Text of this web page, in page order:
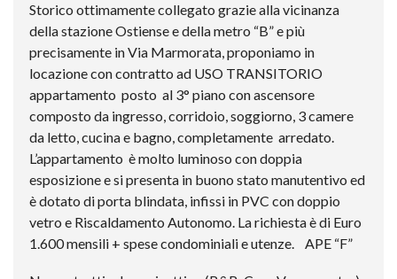
Storico ottimamente collegato grazie alla vicinanza
della stazione Ostiense e della metro “B” e più
precisamente in Via Marmorata, proponiamo in
locazione con contratto ad USO TRANSITORIO
appartamento posto al 3° piano con ascensore
composto da ingresso, corridoio, soggiorno, 3 camere
da letto, cucina e bagno, completamente arredato.
L’appartamento è molto luminoso con doppia
esposizione e si presenta in buono stato manutentivo ed
è dotato di porta blindata, infissi in PVC con doppio
vetro e Riscaldamento Autonomo. La richiesta è di Euro
1.600 mensili + spese condominiali e utenze. APE “F”